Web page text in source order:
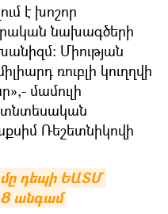
է խոշոր
նախագծերի
Միության
ռուբլի կուղղվի
մամուլի
տնտեսական
Ռեշետնիկովի
դեպի ԵԱՏՄ
անգամ